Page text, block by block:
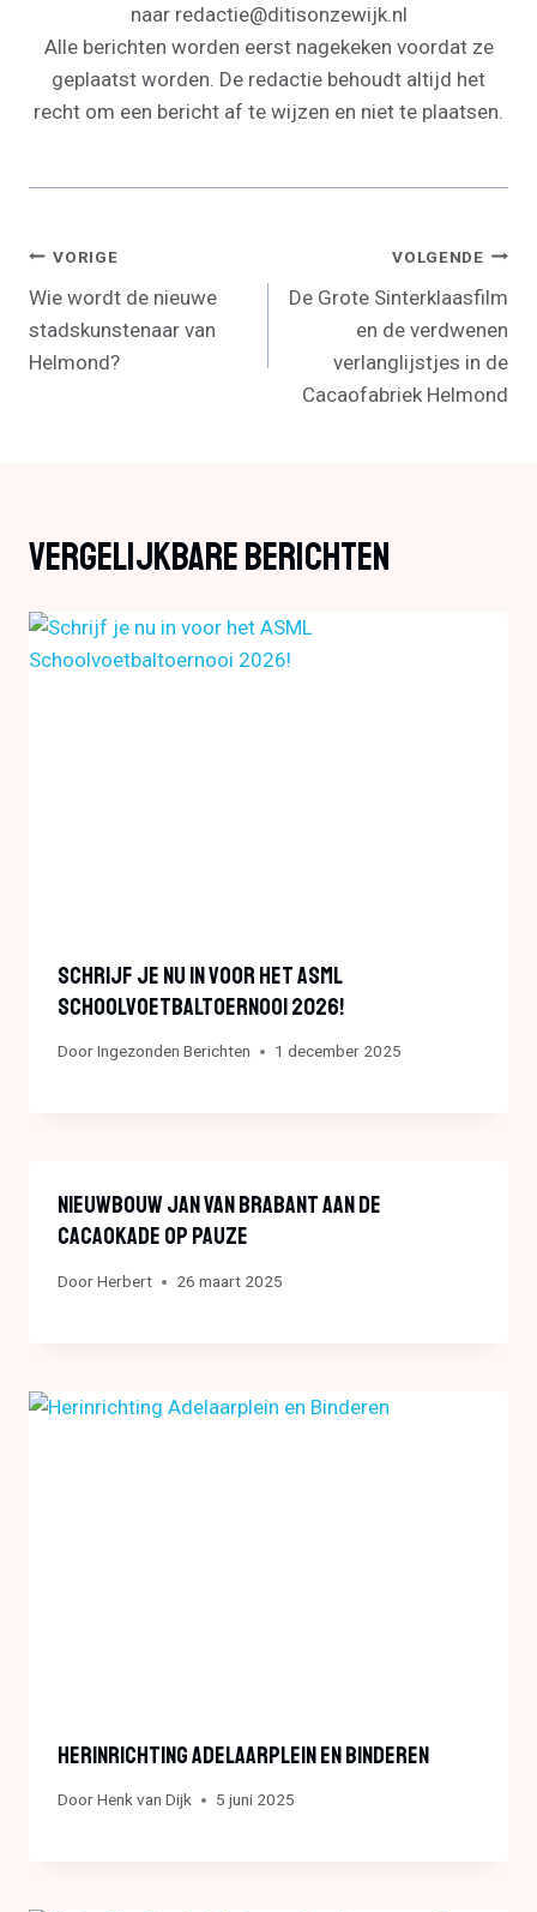
naar redactie@ditisonzewijk.nl
Alle berichten worden eerst nagekeken voordat ze
geplaatst worden. De redactie behoudt altijd het
recht om een bericht af te wijzen en niet te plaatsen.
Bericht
Navigatie
VORIGE
Wie wordt de nieuwe
stadskunstenaar van
Helmond?
VOLGENDE
De Grote Sinterklaasfilm
en de verdwenen
verlanglijstjes in de
Cacaofabriek Helmond
Vergelijkbare Berichten
Schrijf Je Nu In Voor Het ASML
Schoolvoetbaltoernooi 2026!
DoorIngezonden Berichten 1 december 2025
Nieuwbouw Jan Van Brabant Aan De
Cacaokade Op Pauze
DoorHerbert 26 maart 2025
Herinrichting Adelaarplein En Binderen
DoorHenk van Dijk 5 juni 2025